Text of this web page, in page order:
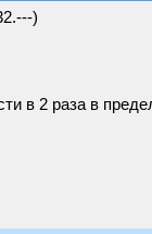
)
в 2 раза в